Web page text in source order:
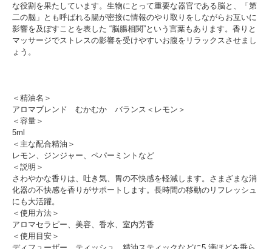
な役割を果たしています。生物にとって重要な器官である脳と、「第
二の脳」とも呼ばれる腸が密接に情報のやり取りをしながらお互いに
影響を及ぼすことを表した “脳腸相関”という言葉もあります。香りと
マッサージでストレスの影響を受けやすいお腹をリラックスさせまし
ょう。
＜精油名＞
アロマブレンド むかむか バランス＜レモン＞
＜容量＞
5ml
＜主な配合精油＞
レモン、ジンジャー、ペパーミントなど
＜説明＞
さわやかな香りは、吐き気、胃の不快感を軽減します。さまざまな消
化器の不快感を香りがサポートします。長時間の移動のリフレッシュ
にも大活躍。
＜使用方法＞
アロマセラピー、美容、香水、室内芳香
＜使用目安＞